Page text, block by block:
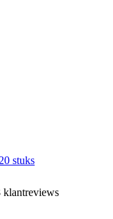
stuks
klantreviews